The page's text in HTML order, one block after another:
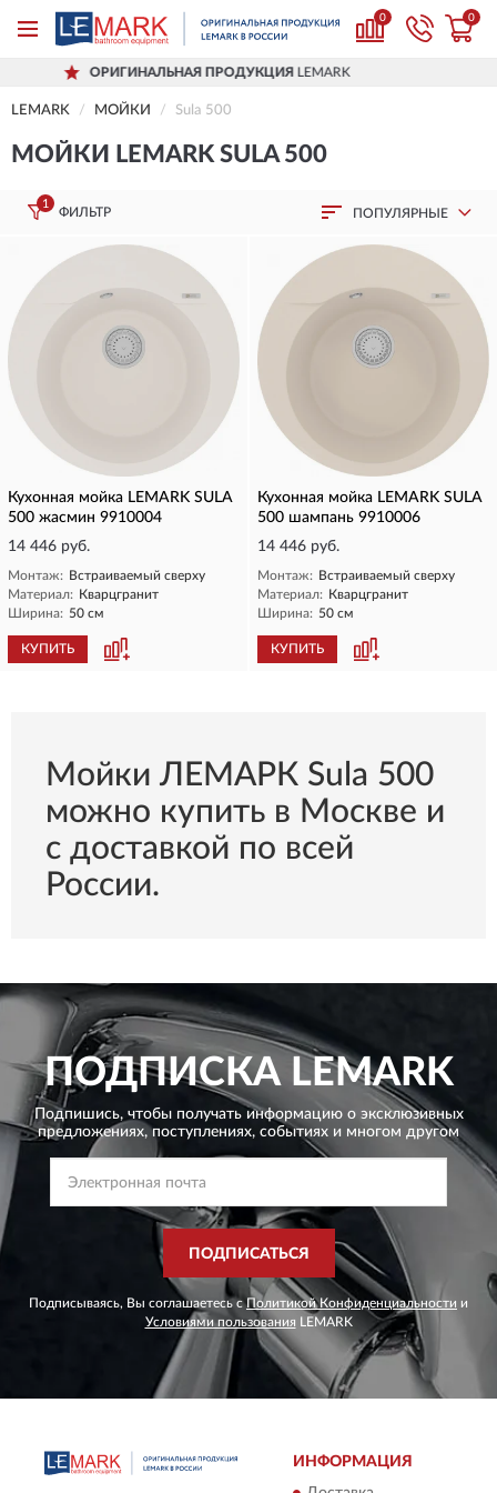
0 0
ОРИГИНАЛЬНАЯ ПРОДУКЦИЯLEMARK
LEMARK МОЙКИ Sula 500
МОЙКИ LEMARK SULA 500
1
ФИЛЬТР ПОПУЛЯРНЫЕ
Кухонная мойка LEMARK SULA
500 жасмин 9910004
14 446 руб.
Монтаж: Встраиваемый сверху
Материал: Кварцгранит
Ширина: 50 см
КУПИТЬ
Кухонная мойка LEMARK SULA
500 шампань 9910006
14 446 руб.
Монтаж: Встраиваемый сверху
Материал: Кварцгранит
Ширина: 50 см
КУПИТЬ
Мойки ЛЕМАРК Sula 500
можно купить в Москве и
с доставкой по всей
России.
ПОДПИСКАLEMARK
Подпишись, чтобы получать информацию о эксклюзивных
предложениях, поступлениях, событиях и многом другом
ПОДПИСАТЬСЯ
Подписываясь, Вы соглашаетесь сПолитикой Конфиденциальности и
Условиями пользования LEMARK
ИНФОРМАЦИЯ